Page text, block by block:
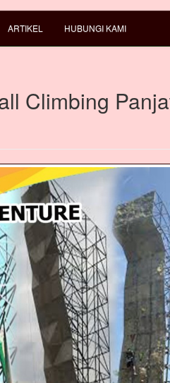
ARTIKEL HUBUNGI KAMI
Climbing